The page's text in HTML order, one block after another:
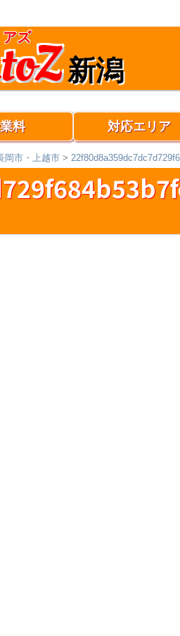
アズ
新潟
料 対応エリア
岡市・上越市>